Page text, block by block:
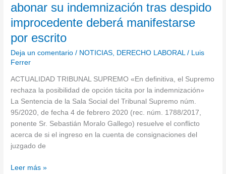
abonar su indemnización tras despido
improcedente deberá manifestarse
por escrito
Deja un comentario / NOTICIAS DERECHO LABORAL / Luis
Ferrer
ACTUALIDAD TRIBUNAL SUPREMO «En definitiva, el Supremo
rechaza la posibilidad de opción tácita por la indemnización»
La Sentencia de la Sala Social del Tribunal Supremo núm.
95/2020, de fecha 4 de febrero 2020 (rec. núm. 1788/2017,
ponente Sr. Sebastián Moralo Gallego) resuelve el conflicto
acerca de si el ingreso en la cuenta de consignaciones del
juzgado de
de
readmitir
al
trabajador
o
su
indemnización
tras
despido
improcedente
deberá
manifestarse
escrito
Leer más »